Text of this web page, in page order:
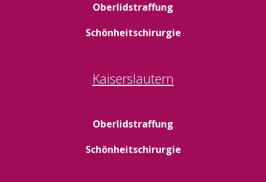
Oberlidstraffung
Schönheitschirurgie
Kaiserslautern
Oberlidstraffung
Schönheitschirurgie